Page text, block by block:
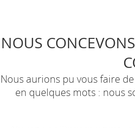
NOUS
Nous aurions pu vous faire
en quelques mots : nous